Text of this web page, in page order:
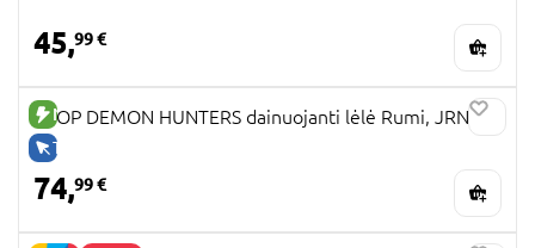
45,99 €
NAUJA PREKĖ
TIK INTERNETU
KPOP DEMON HUNTERS dainuojanti lėlė Rumi, JRN40
74,99 €